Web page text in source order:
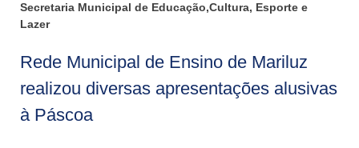
Secretaria Municipal de Educação,Cultura, Esporte e
Lazer
Rede Municipal de Ensino de Mariluz
realizou diversas apresentações alusivas
à Páscoa